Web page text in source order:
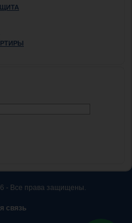
- Все права защищены.
связь